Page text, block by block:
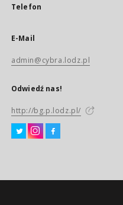
Telefon
E-Mail
admin@cybra.lodz.pl
Odwiedź nas!
http://bg.p.lodz.pl/